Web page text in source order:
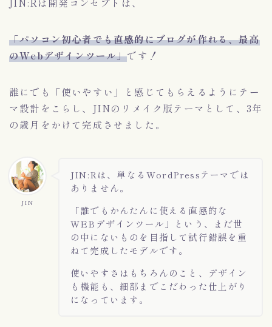
「パソコン初心者でも直感的にブログが作れる、最高
のWebデザインツール」です！
誰にでも「使いやすい」と感じてもらえるようにテー
マ設計をこらし、JINのリメイク版テーマとして、3年
の歳月をかけて完成させました。
JIN
JIN:Rは、単なるWordPressテーマでは
ありません。
「誰でもかんたんに使える直感的な
WEBデザインツール」という、まだ世
の中にないものを目指して試行錯誤を重
ねて完成したモデルです。
使いやすさはもちろんのこと、デザイン
も機能も、細部までこだわった仕上がり
になっています。